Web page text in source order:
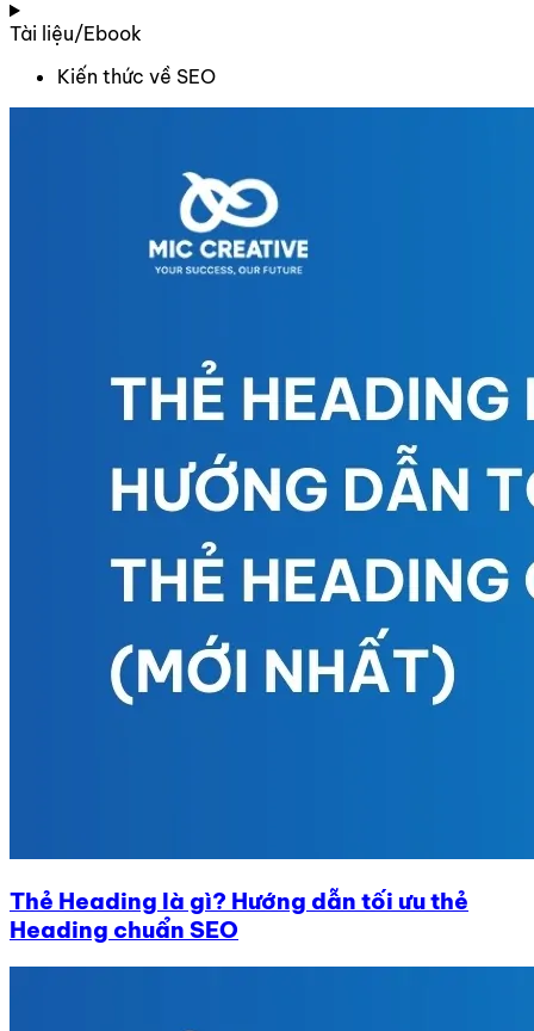
Tài liệu/Ebook
Kiến thức về SEO
Thẻ Heading là gì? Hướng dẫn tối ưu thẻ
Heading chuẩn SEO